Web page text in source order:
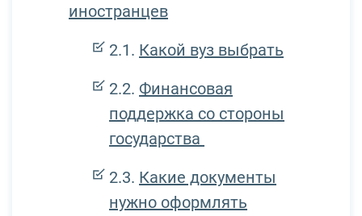
иностранцев
Какой вуз выбрать
Финансовая
поддержка со стороны
государства
Какие документы
нужно оформлять